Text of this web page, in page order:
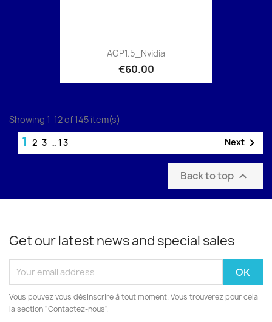
AGP1.5_Nvidia
€60.00
Showing 1-12 of 145 item(s)
1 2 3 … 13 Next 
Back to top 
Get our latest news and special sales
Vous pouvez vous désinscrire à tout moment. Vous trouverez pour cela
la section "Contactez-nous".